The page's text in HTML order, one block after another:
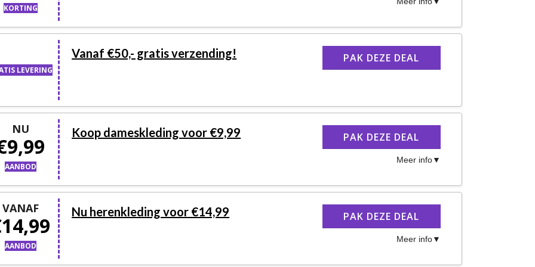
KORTING
LEVERING
Vanaf €50,- gratis verzending! PAK DEZE DEAL
NU
AANBOD
Koop dameskleding voor €9,99 PAK DEZE DEAL
Meer info
VANAF
AANBOD
Nu herenkleding voor €14,99 PAK DEZE DEAL
Meer info